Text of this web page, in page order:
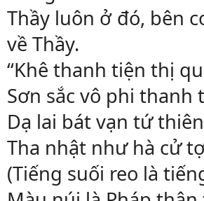
Thầy luôn ở đó, bên
về Thầy.
“Khê thanh tiện thị
Sơn sắc vô phi thanh
Dạ lai bát vạn tứ
Tha nhật như hà cử
(Tiếng suối reo là